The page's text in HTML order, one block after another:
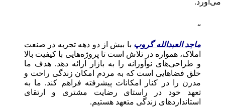
می‌آورد.
ماجد العبدالله گروپ با بیش از دو دهه تجربه در صنعت
املاک، همواره در تلاش است تا پروژه‌هایی با کیفیت بالا
و طراحی‌های نوآورانه را به بازار ارائه دهد. هدف ما
خلق فضاهایی است که به مردم امکان زندگی راحت و
مدرن را در کنار امکانات پیشرفته فراهم کند. ما به
تعهد خود در راستای رضایت مشتری و ارتقای
استانداردهای زندگی متعهد هستیم.